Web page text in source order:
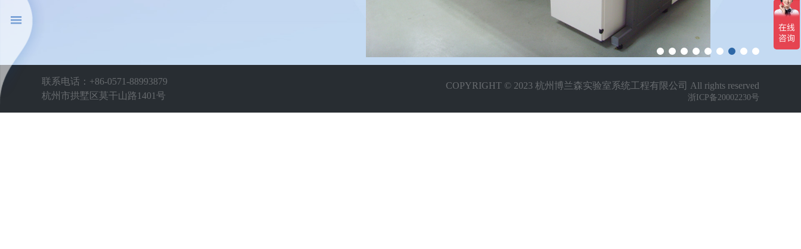
联系电话：+86-0571-88993879
杭州市拱墅区莫干山路1401号
COPYRIGHT © 2023 杭州博兰森实验室系统工程有限公司 All rights reserved
浙ICP备20002230号